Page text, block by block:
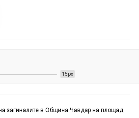
15px
загиналите в Община Чавдар на площад